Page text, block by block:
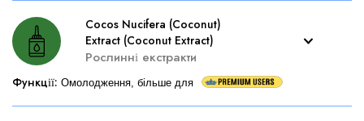
Cocos Nucifera (Coconut)
Extract (Coconut Extract)
Рослинні екстракти
Функції: Омолодження, більше для